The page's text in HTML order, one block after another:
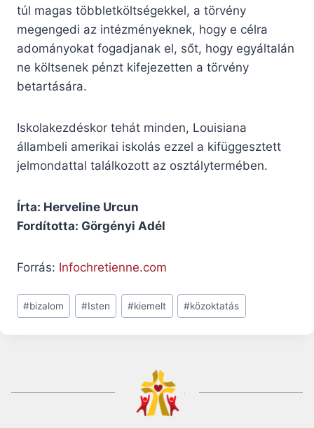
túl magas többletköltségekkel, a törvény
megengedi az intézményeknek, hogy e célra
adományokat fogadjanak el, sőt, hogy egyáltalán
ne költsenek pénzt kifejezetten a törvény
betartására.
Iskolakezdéskor tehát minden, Louisiana
állambeli amerikai iskolás ezzel a kifüggesztett
jelmondattal találkozott az osztálytermében.
Írta: Herveline Urcun
Fordította: Görgényi Adél
Forrás: Infochretienne.com
Post
Tags:
#bizalom #Isten #kiemelt #közoktatás